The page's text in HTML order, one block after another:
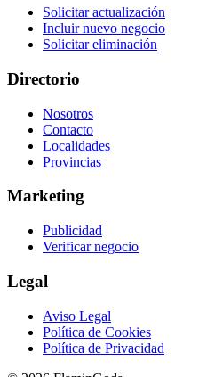
Solicitar actualización
Incluir nuevo negocio
Solicitar eliminación
Directorio
Nosotros
Contacto
Localidades
Provincias
Marketing
Publicidad
Verificar negocio
Legal
Aviso Legal
Política de Cookies
Política de Privacidad